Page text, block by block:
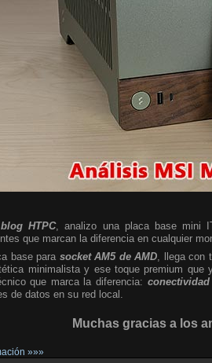
blog HTPC, analizo una placa base mini
que marcan la diferencia en cualquier
base para socket AM5 de AMD , llega
minimalista y ese toque premium
que marca la diferencia:
de datos en su red local.
Muchas gracias a los
»»»